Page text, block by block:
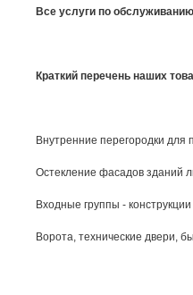
Все услуги по
Краткий перечень наших
Внутренние перегородки
Остекление фасадов зданий
Входные группы -
Ворота, технические двери,